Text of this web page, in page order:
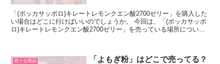
「(ポッカサッポロ)キレートレモンクエン酸2700ゼリー」を購入した
い場合はどこに行けばいいのでしょうか。 今回は、「(ポッカサッポ
ロ)キレートレモンクエン酸2700ゼリー」を売っている場所について
色々な商品
「よもぎ粉」はどこで売ってる？